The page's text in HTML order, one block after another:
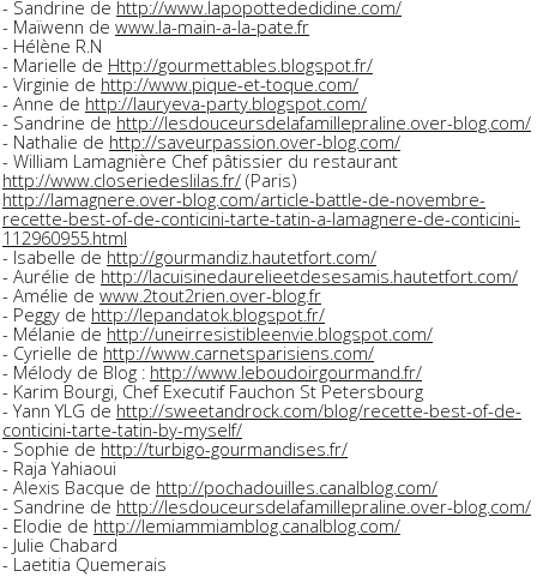
- Sandrine de http://www.lapopottededidine.com/
- Maïwenn de www.la-main-a-la-pate.fr
- Hélène R.N
- Marielle de Http://gourmettables.blogspot.fr/
- Virginie de http://www.pique-et-toque.com/
- Anne de http://lauryeva-party.blogspot.com/
- Sandrine de http://lesdouceursdelafamillepraline.over-blog.com/
- Nathalie de http://saveurpassion.over-blog.com/
- William Lamagnière Chef pâtissier du restaurant
http://www.closeriedeslilas.fr/ (Paris)
http://lamagnere.over-blog.com/article-battle-de-novembre-
recette-best-of-de-conticini-tarte-tatin-a-lamagnere-de-conticini-
112960955.html
- Isabelle de http://gourmandiz.hautetfort.com/
- Aurélie de http://lacuisinedaurelieetdesesamis.hautetfort.com/
- Amélie de www.2tout2rien.over-blog.fr
- Peggy de http://lepandatok.blogspot.fr/
- Mélanie de http://uneirresistibleenvie.blogspot.com/
- Cyrielle de http://www.carnetsparisiens.com/
- Mélody de Blog : http://www.leboudoirgourmand.fr/
- Karim Bourgi, Chef Executif Fauchon St Petersbourg
- Yann YLG de http://sweetandrock.com/blog/recette-best-of-de-
conticini-tarte-tatin-by-myself/
- Sophie de http://turbigo-gourmandises.fr/
- Raja Yahiaoui
- Alexis Bacque de http://pochadouilles.canalblog.com/
- Sandrine de http://lesdouceursdelafamillepraline.over-blog.com/
- Elodie de http://lemiammiamblog.canalblog.com/
- Julie Chabard
- Laetitia Quemerais